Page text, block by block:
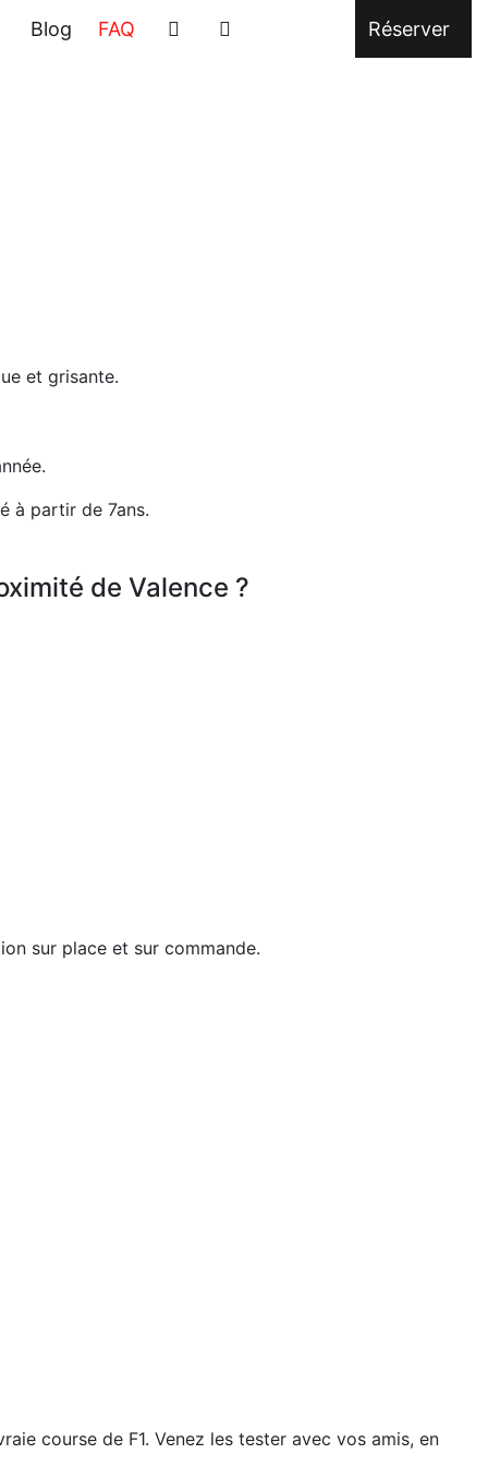
Blog FAQ Réserver
et grisante.
à partir de 7ans.
de Valence ?
sur place et sur commande.
course de F1. Venez les tester avec vos amis, en